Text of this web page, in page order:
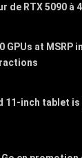
de RTX 5090 à
GPUs at MSRP
11-inch tablet